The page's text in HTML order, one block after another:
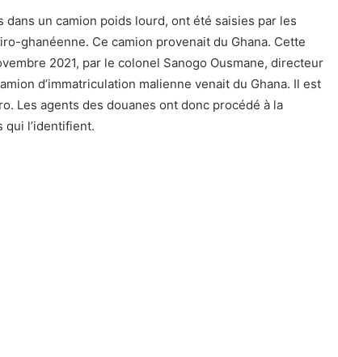
un camion poids lourd, ont été saisies par les
ghanéenne. Ce camion provenait du Ghana. Cette
2021, par le colonel Sanogo Ousmane, directeur
d’immatriculation malienne venait du Ghana. Il est
Les agents des douanes ont donc procédé à la
l’identifient.